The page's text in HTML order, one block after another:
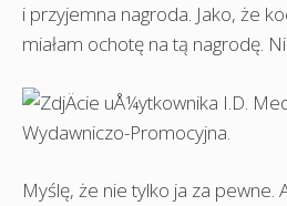
i przyjemna nagroda. Jako, że
miałam ochotę na tą nagrodę.
Myślę, że nie tylko ja za pewne.